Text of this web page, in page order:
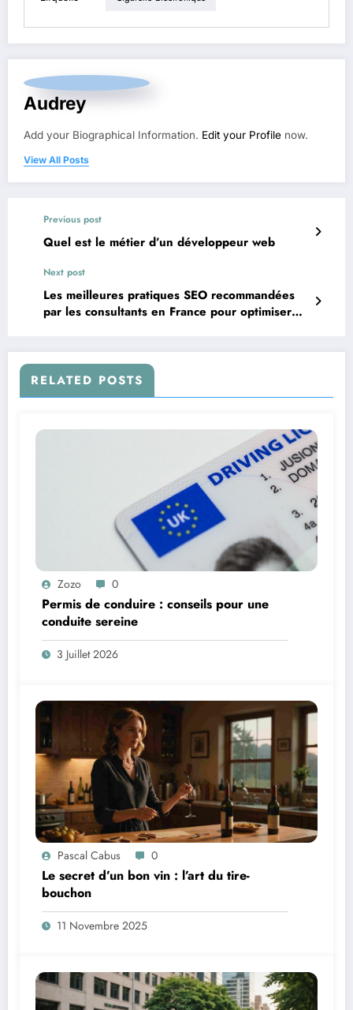
Audrey
Add your Biographical Information. Edit your Profile now.
View All Posts
Previous post
Quel est le métier d’un développeur web
Next post
Les meilleures pratiques SEO recommandées
par les consultants en France pour optimiser
RELATED POSTS
Zozo 0
Permis de conduire : conseils pour une
conduite sereine
3 Juillet 2026
Pascal Cabus 0
Le secret d’un bon vin : l’art du tire-
bouchon
11 Novembre 2025